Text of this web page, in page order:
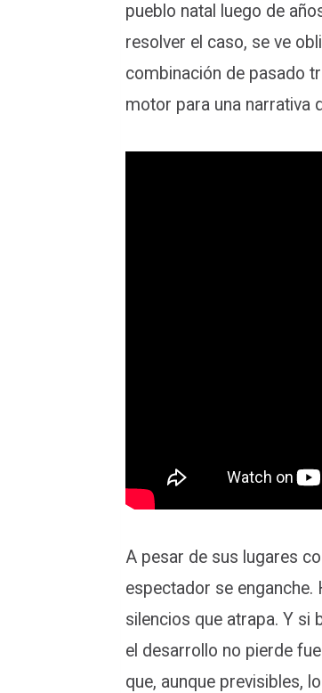
pueblo natal luego de
resolver el caso, se ve
combinación de pasado
motor para una narrativa
A pesar de sus lugares
espectador se enganche.
silencios que atrapa. Y si
el desarrollo no pierde
que, aunque previsibles,